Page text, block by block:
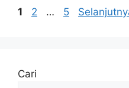
Halaman
1 Halaman
2 … Halaman
5
Cari